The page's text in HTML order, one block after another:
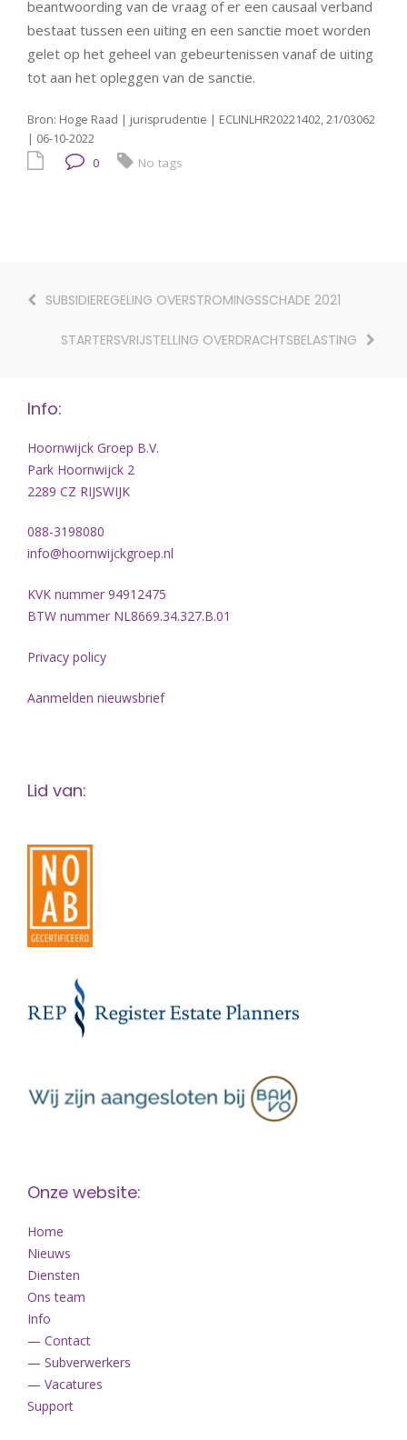
beantwoording van de vraag of er een causaal verband
bestaat tussen een uiting en een sanctie moet worden
gelet op het geheel van gebeurtenissen vanaf de uiting
tot aan het opleggen van de sanctie.
Bron: Hoge Raad | jurisprudentie | ECLINLHR20221402, 21/03062
| 06-10-2022
0 No tags
SUBSIDIEREGELING OVERSTROMINGSSCHADE 2021
STARTERSVRIJSTELLING OVERDRACHTSBELASTING
Info:
Hoornwijck Groep B.V.
Park Hoornwijck 2
2289 CZ RIJSWIJK
088-3198080
info@hoornwijckgroep.nl
KVK nummer 94912475
BTW nummer NL8669.34.327.B.01
Privacy policy
Aanmelden nieuwsbrief
Lid van:
Onze website:
Home
Nieuws
Diensten
Ons team
Info
— Contact
— Subverwerkers
— Vacatures
Support